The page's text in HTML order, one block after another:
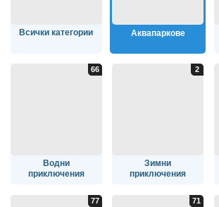
Всички категории Аквапаркове
Водни
приключения
Зимни
приключения